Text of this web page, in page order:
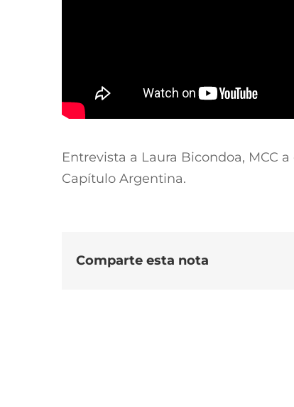
Entrevista a Laura Bicondoa, MCC
Capítulo Argentina.
Comparte esta nota